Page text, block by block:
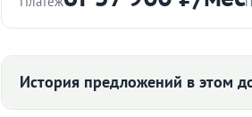
большая комната, ниша под
кухонный гарнитур.
Уютный закрытый двор.
История предложений в этом